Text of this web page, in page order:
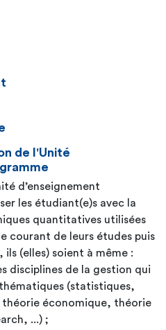
de l'Unité
d’enseignement
les étudiant(e)s avec la
quantitatives utilisées
courant de leurs études puis
(elles) soient à même :
disciplines de la gestion qui
(statistiques,
économique, théorie
...) ;